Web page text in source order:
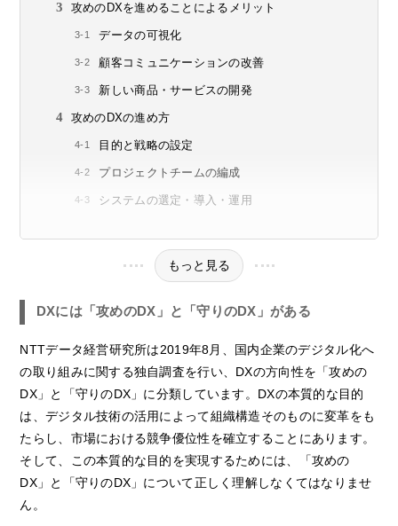
攻めのDXを進めることによるメリット
データの可視化
顧客コミュニケーションの改善
新しい商品・サービスの開発
攻めのDXの進め方
目的と戦略の設定
プロジェクトチームの編成
システムの選定・導入・運用
もっと見る
DXには「攻めのDX」と「守りのDX」がある
NTTデータ経営研究所は2019年8月、国内企業のデジタル化へ
の取り組みに関する独自調査を行い、DXの方向性を「攻めの
DX」と「守りのDX」に分類しています。DXの本質的な目的
は、デジタル技術の活用によって組織構造そのものに変革をも
たらし、市場における競争優位性を確立することにあります。
そして、この本質的な目的を実現するためには、「攻めの
DX」と「守りのDX」について正しく理解しなくてはなりませ
ん。